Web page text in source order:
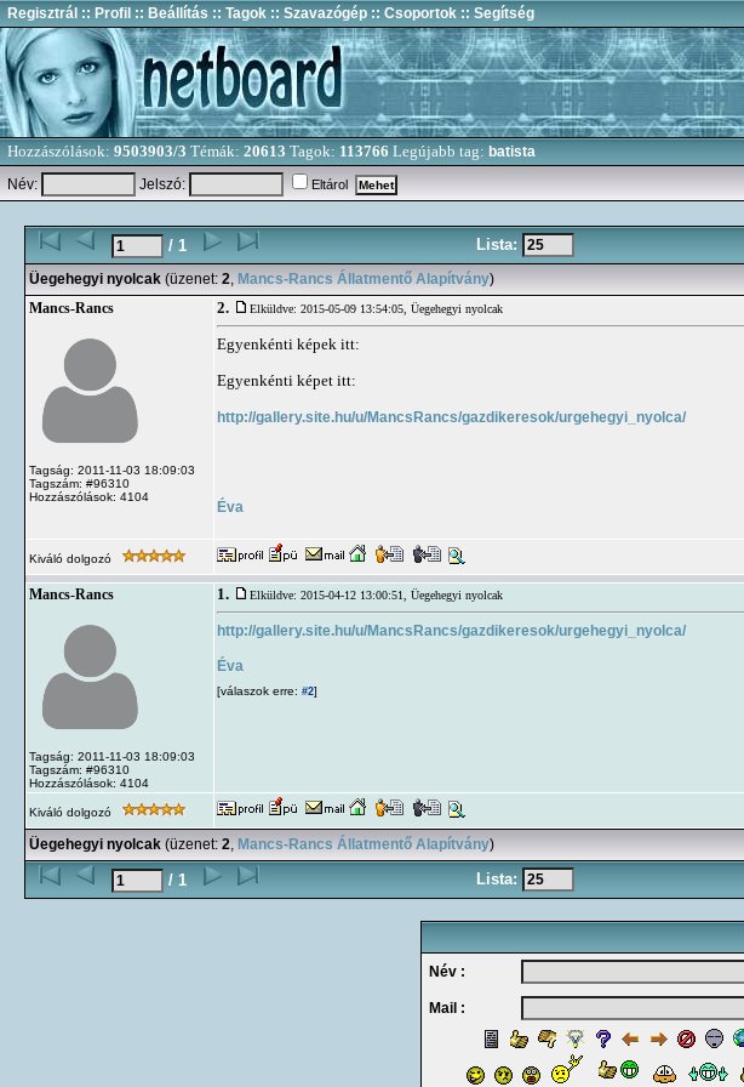
Regisztrál :: Profil :: Beállítás :: Tagok :: Szavazógép :: Csoportok :: Segítség
Hozzászólások: 9503903/3 Témák: 20613 Tagok: 113766 Legújabb tag: batista
Név: Jelszó: Eltárol
/ 1 Lista:
Üegehegyi nyolcak (üzenet: 2, Mancs-Rancs Állatmentő Alapítvány)
Mancs-Rancs
Tagság: 2011-11-03 18:09:03
Tagszám: #96310
Hozzászólások: 4104
2. Elküldve: 2015-05-09 13:54:05, Üegehegyi nyolcak
Egyenkénti képek itt:
Egyenkénti képet itt:
http://gallery.site.hu/u/MancsRancs/gazdikeresok/urgehegyi_nyolca/
Éva
Kiváló dolgozó
Mancs-Rancs
Tagság: 2011-11-03 18:09:03
Tagszám: #96310
Hozzászólások: 4104
1. Elküldve: 2015-04-12 13:00:51, Üegehegyi nyolcak
http://gallery.site.hu/u/MancsRancs/gazdikeresok/urgehegyi_nyolca/
Éva
[válaszok erre: #2]
Kiváló dolgozó
Üegehegyi nyolcak (üzenet: 2, Mancs-Rancs Állatmentő Alapítvány)
/ 1 Lista:
Név :
Mail :